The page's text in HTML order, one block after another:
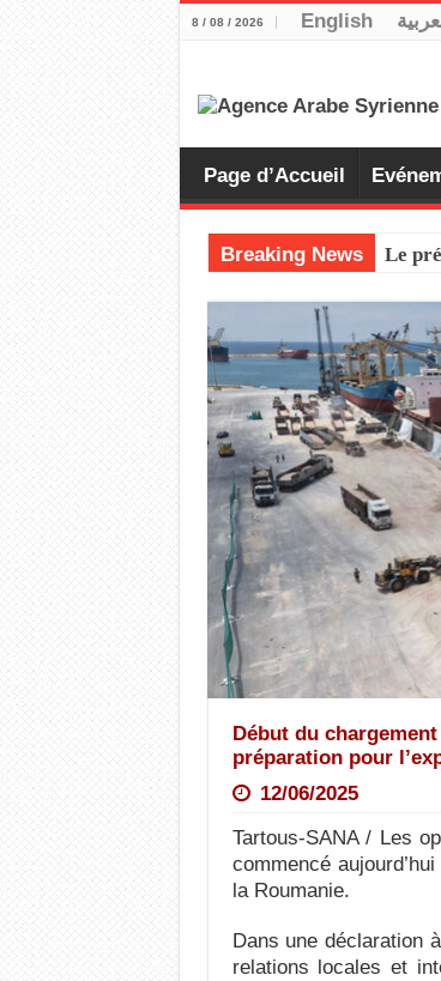
8 / 08 / 2026 English
Page d’Accueil
Breaking News Le
Début du
préparation pour
12/06/2025
Tartous-SANA / Les
commencé
la Roumanie.
Dans une déclaration
relations locales et